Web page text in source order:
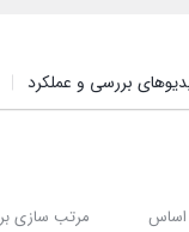
بررسی و عملکرد
اساس
مرتب سازی